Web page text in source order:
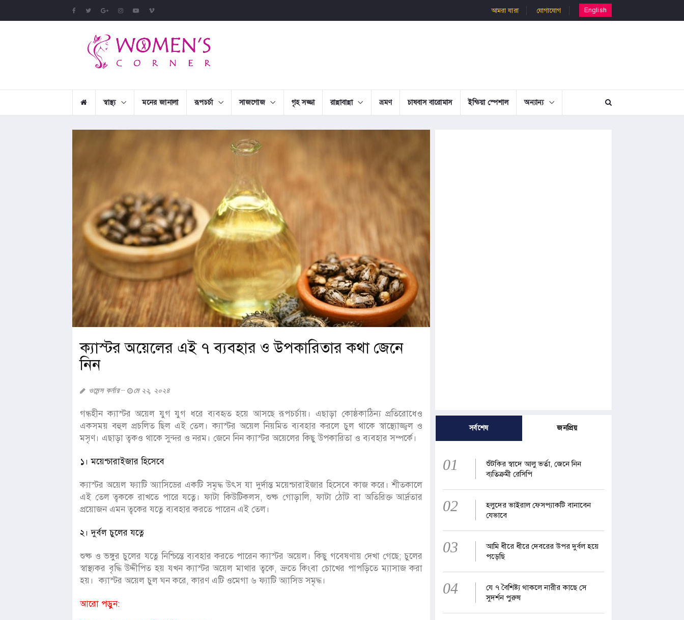
আমরা যারা যোগাযোগ English
স্বাস্থ্য মনের জানালা রূপচর্চা সাজগোজ গৃহ সজ্জা রান্নাবান্না ভ্রমণ চাষবাস বারোমাস ইন্ডিয়া স্পেশাল অন্যান্য
ক্যাস্টর অয়েলের এই ৭ ব্যবহার ও উপকারিতার কথা জেনে
নিন
ওমেন্স কর্নার মে ২২, ২০২৪
গন্ধহীন ক্যাস্টর অয়েল যুগ যুগ ধরে ব্যবহৃত হয়ে আসছে রূপচর্চায়। এছাড়া কোষ্ঠকাঠিন্য প্রতিরোধেও
একসময় বহুল প্রচলিত ছিল এই তেল। ক্যাস্টর অয়েল নিয়মিত ব্যবহার করলে চুল থাকে স্বাস্থ্যোজ্জ্বল ও
মসৃণ। এছাড়া ত্বকও থাকে সুন্দর ও নরম। জেনে নিন ক্যাস্টর অয়েলের কিছু উপকারিতা ও ব্যবহার সম্পর্কে।
১। ময়েশ্চারাইজার হিসেবে
ক্যাস্টর অয়েল ফ্যাটি অ্যাসিডের একটি সমৃদ্ধ উৎস যা দুর্দান্ত ময়েশ্চারাইজার হিসেবে কাজ করে। শীতকালে
এই তেল ত্বককে রাখতে পারে যত্নে। ফাটা কিউটিকলস, শুষ্ক গোড়ালি, ফাটা ঠোঁট বা অতিরিক্ত আর্দ্রতার
প্রয়োজন এমন ত্বকের যত্নে ব্যবহার করতে পারেন এই তেল।
২। দুর্বল চুলের যত্নে
শুষ্ক ও ভঙ্গুর চুলের যত্নে নিশ্চিন্তে ব্যবহার করতে পারেন ক্যাস্টর অয়েল। কিছু গবেষণায় দেখা গেছে; চুলের
স্বাস্থ্যকর বৃদ্ধি উদ্দীপিত হয় যখন ক্যাস্টর অয়েল মাথার ত্বকে, ভ্রুতে কিংবা চোখের পাপড়িতে ম্যাসাজ করা
হয়। ক্যাস্টর অয়েল চুল ঘন করে, কারণ এটি ওমেগা ৬ ফ্যাটি অ্যাসিড সমৃদ্ধ।
আরো পড়ুন:
সর্বশেষ জনপ্রিয়
01
শুঁটকির স্বাদে আলু ভর্তা, জেনে নিন
ব্যতিক্রমী রেসিপি
02
হলুদের ভাইরাল ফেসপ্যাকটি বানাবেন
যেভাবে
03
আমি ধীরে ধীরে দেবরের উপর দুর্বল হয়ে
পড়েছি
04
যে ৭ বৈশিষ্ট্য থাকলে নারীর কাছে সে
সুদর্শন পুরুষ